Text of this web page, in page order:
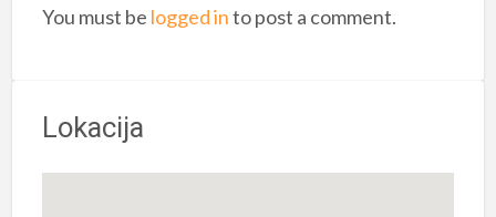
You must be logged into post a comment.
Lokacija